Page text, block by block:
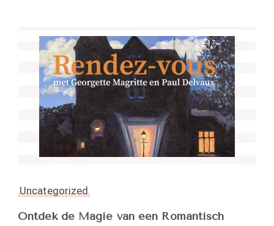
Uncategorized
Ontdek de Magie van een Romantisch